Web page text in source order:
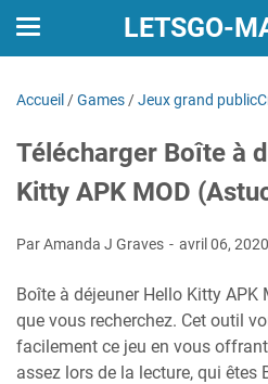
LETSGO-
Accueil /Games /Jeux grand
Télécharger Boîte à
Kitty APK MOD
Par Amanda J Graves avril 06, 2020
Boîte à déjeuner Hello Kitty APK
que vous recherchez. Cet outil
facilement ce jeu en vous
assez lors de la lecture, qui êtes